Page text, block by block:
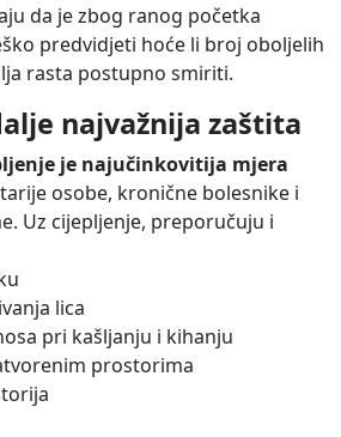
da je zbog ranog početka
predvidjeti hoće li broj oboljelih
rasta postupno smiriti.
najvažnija zaštita
je najučinkovitija mjera
osobe, kronične bolesnike i
Uz cijepljenje, preporučuju i
lica
pri kašljanju i kihanju
prostorima